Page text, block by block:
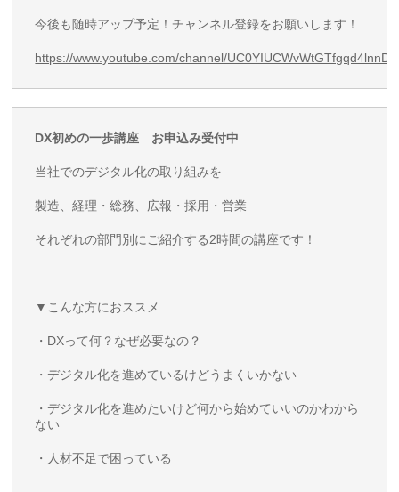
今後も随時アップ予定！チャンネル登録をお願いします！
https://www.youtube.com/channel/
DX初めの一歩講座 お申込み受付中
当社でのデジタル化の取り組みを
製造、経理・総務、広報・採用・営業
それぞれの部門別にご紹介する2時間の講座です！
▼こんな方におススメ
・DXって何？なぜ必要なの？
・デジタル化を進めているけどうまくいかない
・デジタル化を進めたいけど何から始めていいのかわから
ない
・人材不足で困っている